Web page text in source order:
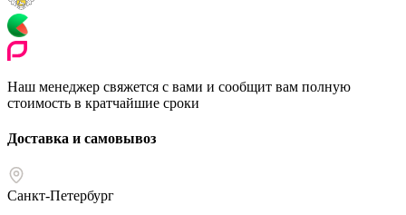
Наш менеджер свяжется с вами и сообщит вам полную
стоимость в кратчайшие сроки
Доставка и самовывоз
Санкт-Петербург